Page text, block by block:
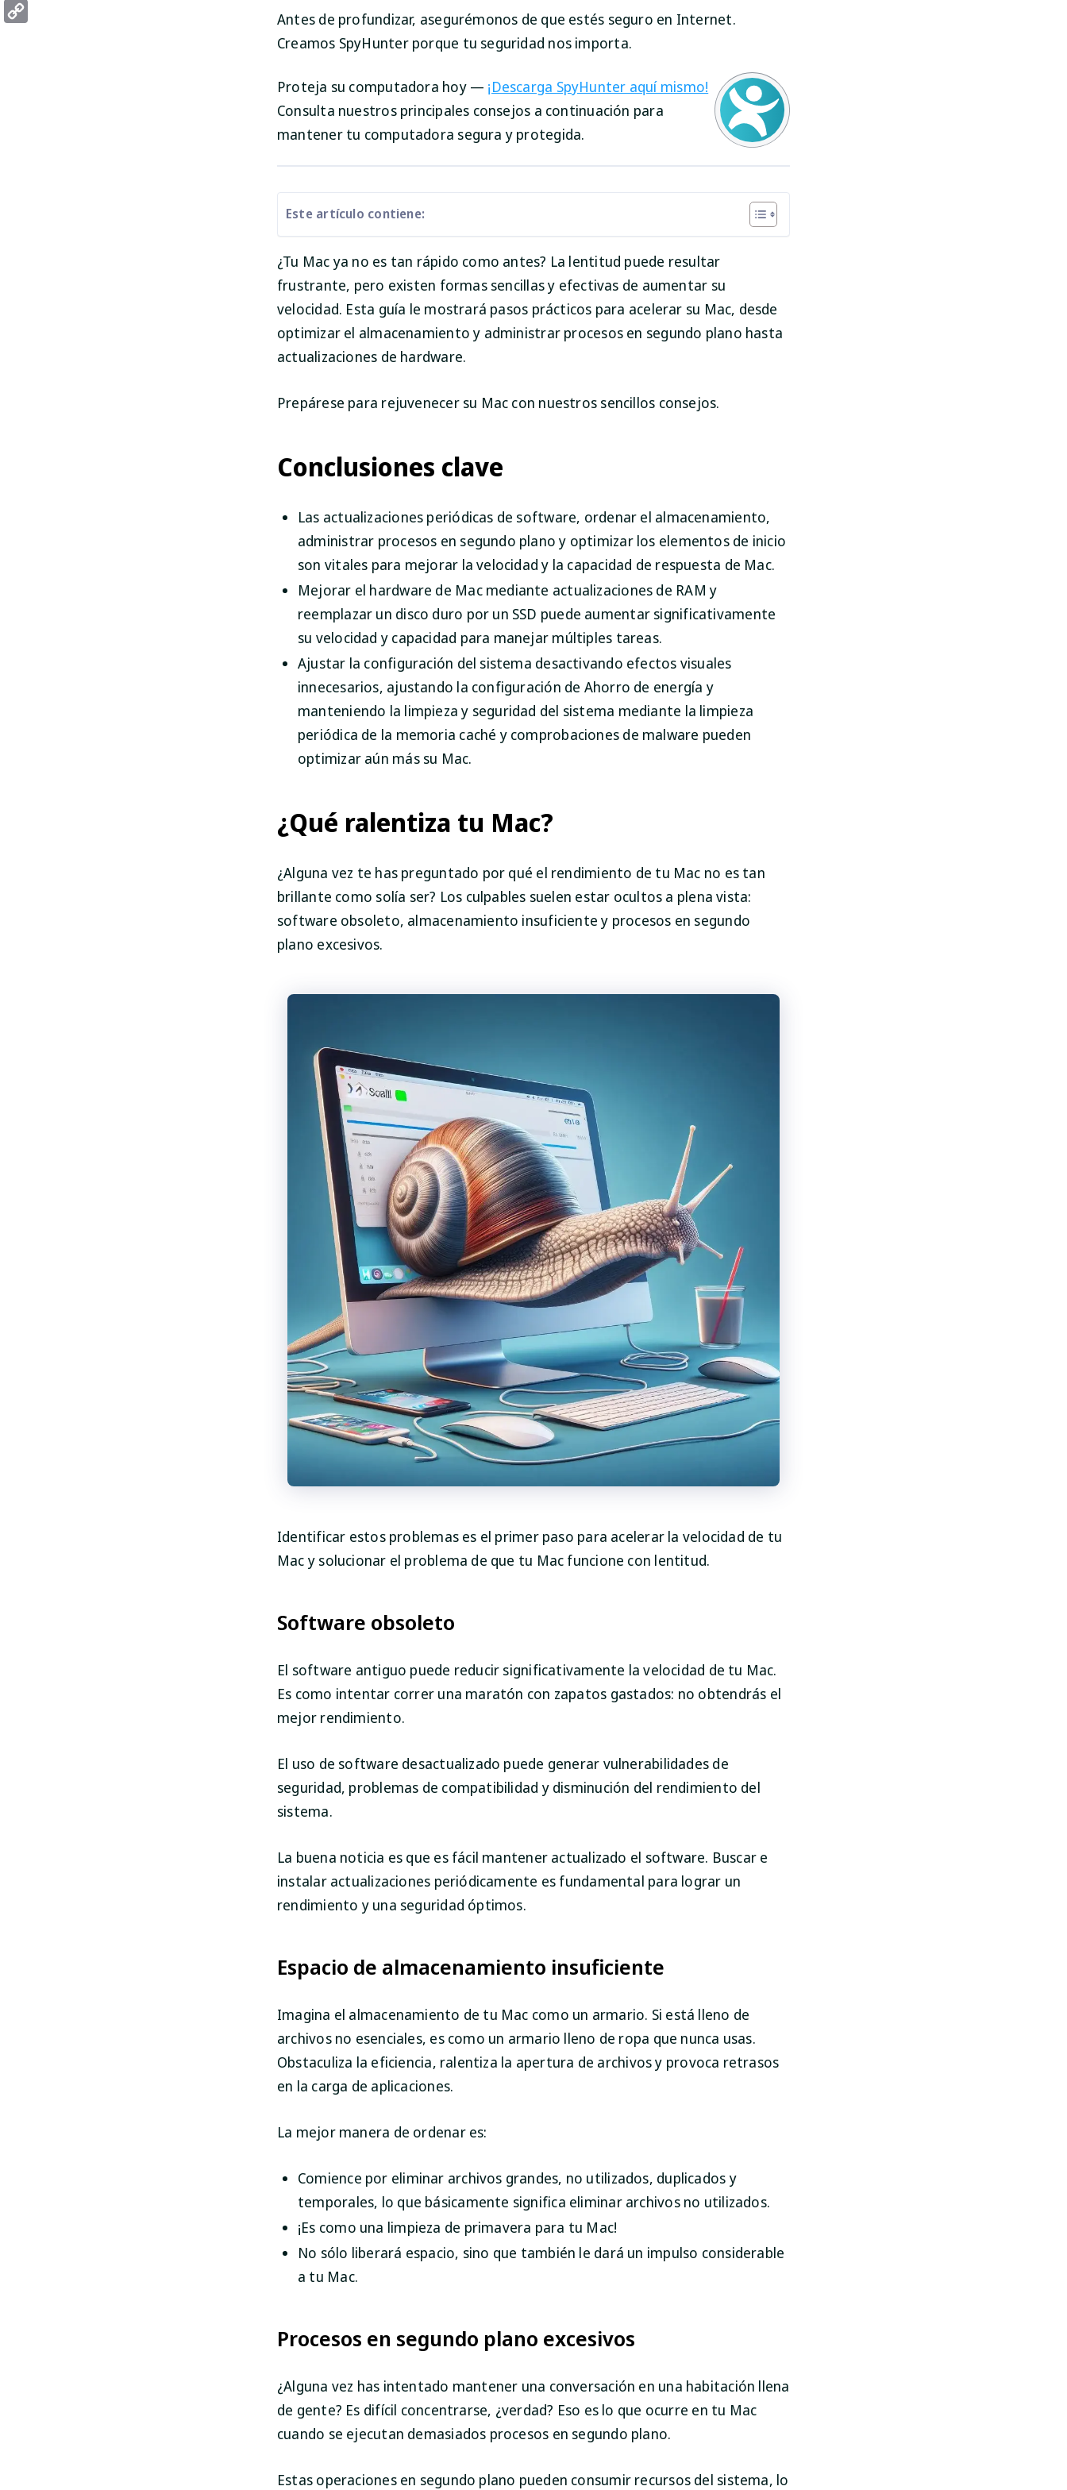
Antes de profundizar, asegurémonos de que estés seguro en Internet.
Creamos SpyHunter porque tu seguridad nos importa.
Proteja su computadora hoy — ¡Descarga SpyHunter aquí mismo!
Consulta nuestros principales consejos a continuación para
mantener tu computadora segura y protegida.
Este artículo contiene:
¿Tu Mac ya no es tan rápido como antes? La lentitud puede resultar
frustrante, pero existen formas sencillas y efectivas de aumentar su
velocidad. Esta guía le mostrará pasos prácticos para acelerar su Mac, desde
optimizar el almacenamiento y administrar procesos en segundo plano hasta
actualizaciones de hardware.
Prepárese para rejuvenecer su Mac con nuestros sencillos consejos.
Conclusiones clave
Las actualizaciones periódicas de software, ordenar el almacenamiento,
administrar procesos en segundo plano y optimizar los elementos de inicio
son vitales para mejorar la velocidad y la capacidad de respuesta de Mac.
Mejorar el hardware de Mac mediante actualizaciones de RAM y
reemplazar un disco duro por un SSD puede aumentar significativamente
su velocidad y capacidad para manejar múltiples tareas.
Ajustar la configuración del sistema desactivando efectos visuales
innecesarios, ajustando la configuración de Ahorro de energía y
manteniendo la limpieza y seguridad del sistema mediante la limpieza
periódica de la memoria caché y comprobaciones de malware pueden
optimizar aún más su Mac.
¿Qué ralentiza tu Mac?
¿Alguna vez te has preguntado por qué el rendimiento de tu Mac no es tan
brillante como solía ser? Los culpables suelen estar ocultos a plena vista:
software obsoleto, almacenamiento insuficiente y procesos en segundo
plano excesivos.
Identificar estos problemas es el primer paso para acelerar la velocidad de tu
Mac y solucionar el problema de que tu Mac funcione con lentitud.
Software obsoleto
El software antiguo puede reducir significativamente la velocidad de tu Mac.
Es como intentar correr una maratón con zapatos gastados: no obtendrás el
mejor rendimiento.
El uso de software desactualizado puede generar vulnerabilidades de
seguridad, problemas de compatibilidad y disminución del rendimiento del
sistema.
La buena noticia es que es fácil mantener actualizado el software. Buscar e
instalar actualizaciones periódicamente es fundamental para lograr un
rendimiento y una seguridad óptimos.
Espacio de almacenamiento insuficiente
Imagina el almacenamiento de tu Mac como un armario. Si está lleno de
archivos no esenciales, es como un armario lleno de ropa que nunca usas.
Obstaculiza la eficiencia, ralentiza la apertura de archivos y provoca retrasos
en la carga de aplicaciones.
La mejor manera de ordenar es:
Comience por eliminar archivos grandes, no utilizados, duplicados y
temporales, lo que básicamente significa eliminar archivos no utilizados.
¡Es como una limpieza de primavera para tu Mac!
No sólo liberará espacio, sino que también le dará un impulso considerable
a tu Mac.
Procesos en segundo plano excesivos
¿Alguna vez has intentado mantener una conversación en una habitación llena
de gente? Es difícil concentrarse, ¿verdad? Eso es lo que ocurre en tu Mac
cuando se ejecutan demasiados procesos en segundo plano.
Estas operaciones en segundo plano pueden consumir recursos del sistema, lo
Threads